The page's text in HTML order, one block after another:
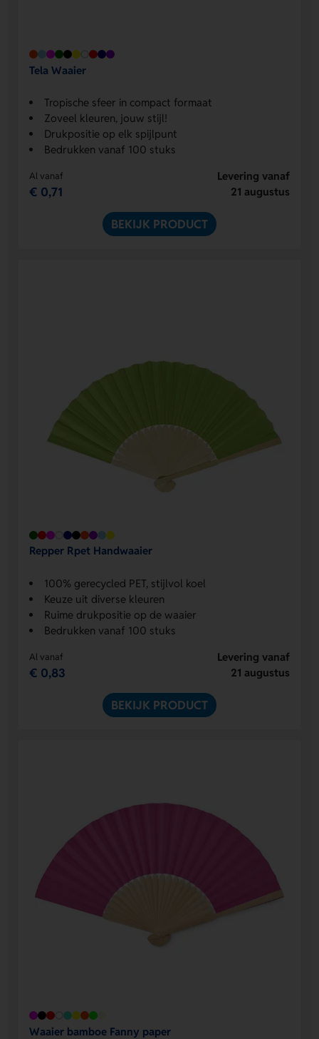
Tela Waaier
Tropische sfeer in compact formaat
Zoveel kleuren, jouw stijl!
Drukpositie op elk spijlpunt
Bedrukken vanaf 100 stuks
Al vanaf
€ 0,71
Levering vanaf
21 augustus
BEKIJK PRODUCT
Repper Rpet Handwaaier
100% gerecycled PET, stijlvol koel
Keuze uit diverse kleuren
Ruime drukpositie op de waaier
Bedrukken vanaf 100 stuks
Al vanaf
€ 0,83
Levering vanaf
21 augustus
BEKIJK PRODUCT
Waaier bamboe Fanny paper